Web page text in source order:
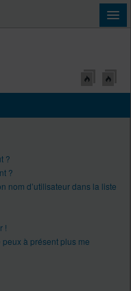
?
?
nom d’utilisateur dans la liste
!
à présent plus me